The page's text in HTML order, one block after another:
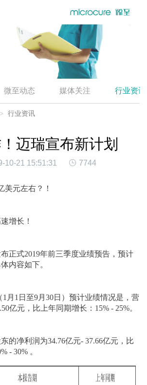
微至动态 媒体关注 行业资讯
行业资讯
迈瑞宣布新计划
10-21 15:51:31 7744
美元左右？！
增长！
正式2019年前三季度业绩预告，预计
内容如下。
1月1日至9月30日）预计业绩情况是，营
亿元，比上年同期增长：15% - 25%。
的净利润为34.76亿元- 37.66亿元，比
- 30% 。